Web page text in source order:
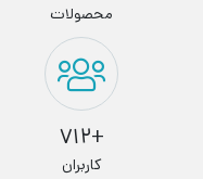
محصولات
+712
کاربران